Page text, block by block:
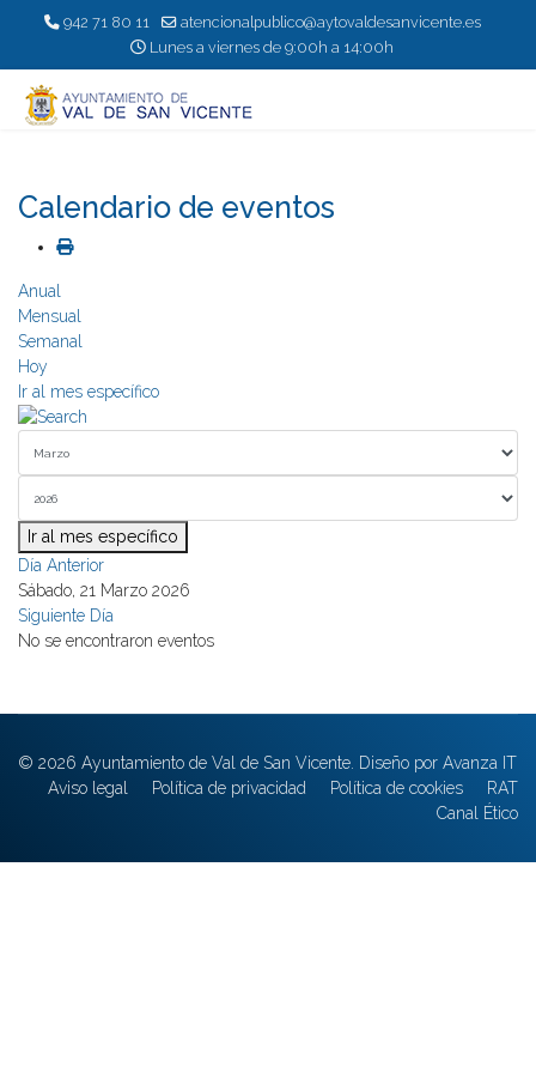
942 71 80 11
atencionalpublico@aytovaldesanvicente.es
Lunes a viernes de 9:00h a 14:00h
Calendario de eventos
Anual
Mensual
Semanal
Hoy
Ir al mes específico
Ir al mes específico
Día Anterior
Sábado, 21 Marzo 2026
Siguiente Día
No se encontraron eventos
© 2026 Ayuntamiento de Val de San Vicente. Diseño por Avanza IT
Aviso legal
Política de privacidad Política de cookies
RAT
Canal Ético